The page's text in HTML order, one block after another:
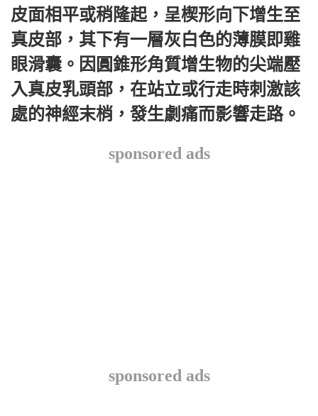
皮面相平或稍隆起，呈楔形向下增生至
真皮部，其下有一層灰白色的薄膜即雞
眼滑囊。因圓錐形角質增生物的尖端壓
入真皮乳頭部，在站立或行走時刺激該
處的神經末梢，發生劇痛而影響走路。
sponsored ads
sponsored ads